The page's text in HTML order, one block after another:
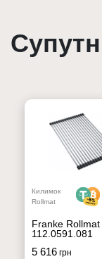
Килимок
Rollmat
Franke
112.0591.081
5 616грн